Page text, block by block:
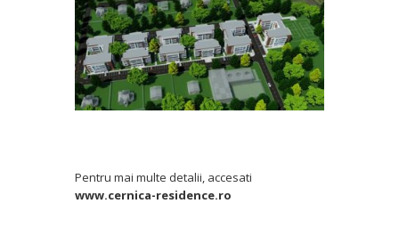
Pentru mai multe detalii, accesati
www.cernica-residence.ro